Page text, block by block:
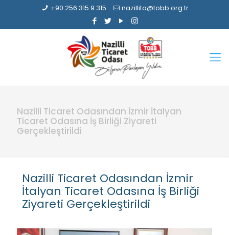
+90 256 315 9 315 nazillito@tobb.org.tr
Nazilli Ticaret Odasından İzmir İtalyan
Ticaret Odasına İş Birliği Ziyareti
Gerçekleştirildi
Nazilli Ticaret Odasından İzmir
İtalyan Ticaret Odasına İş Birliği
Ziyareti Gerçekleştirildi